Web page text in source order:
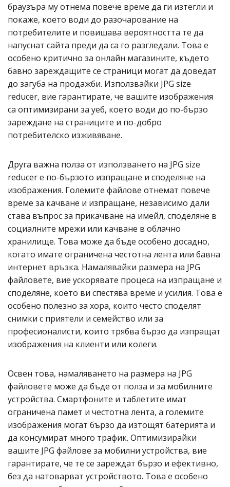
браузъра му отнема повече време да ги изтегли и
покаже, което води до разочарование на
потребителите и повишава вероятността те да
напуснат сайта преди да са го разгледали. Това е
особено критично за онлайн магазините, където
бавно зареждащите се страници могат да доведат
до загуба на продажби. Използвайки JPG size
reducer, вие гарантирате, че вашите изображения
са оптимизирани за уеб, което води до по-бързо
зареждане на страниците и по-добро
потребителско изживяване.
Друга важна полза от използването на JPG size
reducer е по-бързото изпращане и споделяне на
изображения. Големите файлове отнемат повече
време за качване и изпращане, независимо дали
става въпрос за прикачване на имейл, споделяне в
социалните мрежи или качване в облачно
хранилище. Това може да бъде особено досадно,
когато имате ограничена честотна лента или бавна
интернет връзка. Намалявайки размера на JPG
файловете, вие ускорявате процеса на изпращане и
споделяне, което ви спестява време и усилия. Това е
особено полезно за хора, които често споделят
снимки с приятели и семейство или за
професионалисти, които трябва бързо да изпращат
изображения на клиенти или колеги.
Освен това, намаляването на размера на JPG
файловете може да бъде от полза и за мобилните
устройства. Смартфоните и таблетите имат
ограничена памет и честотна лента, а големите
изображения могат бързо да изтощят батерията и
да консумират много трафик. Оптимизирайки
вашите JPG файлове за мобилни устройства, вие
гарантирате, че те се зареждат бързо и ефективно,
без да натоварват устройството. Това е особено